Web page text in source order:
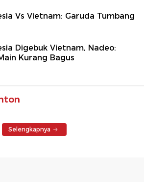
Vs Vietnam: Garuda Tumbang
Digebuk Vietnam, Nadeo:
Kurang Bagus
Selengkapnya